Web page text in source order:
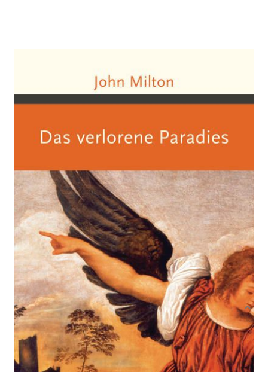
Das verlorene Paradies
Zur Wunschliste hinzufügen
John Milton
Verlag: Anaconda Verlag 28.06.2021
Buch 320 Seiten
Hardcover
ISBN: 978-3-
73061036-7
Bibliografische Daten
Produktbeschreibung
Der englische Dichter John Milton schuf Mitte
des 17. Jahrhunderts mit seinem Versepos »Das
verlorene Paradies« eines der bedeutendsten